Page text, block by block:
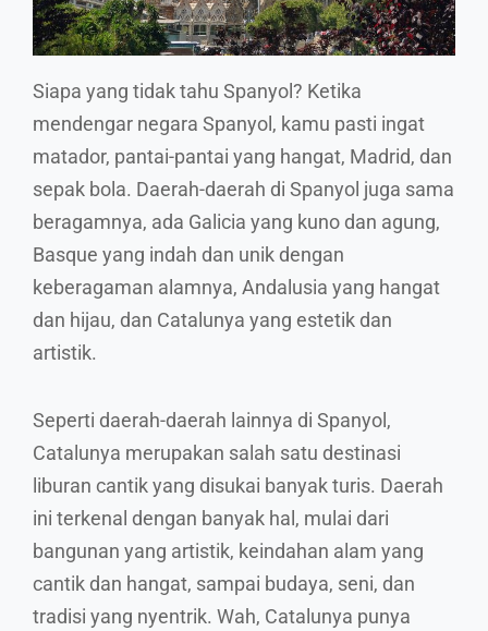
Siapa yang tidak tahu Spanyol? Ketika
mendengar negara Spanyol, kamu pasti ingat
matador, pantai-pantai yang hangat, Madrid, dan
sepak bola. Daerah-daerah di Spanyol juga sama
beragamnya, ada Galicia yang kuno dan agung,
Basque yang indah dan unik dengan
keberagaman alamnya, Andalusia yang hangat
dan hijau, dan Catalunya yang estetik dan
artistik.
Seperti daerah-daerah lainnya di Spanyol,
Catalunya merupakan salah satu destinasi
liburan cantik yang disukai banyak turis. Daerah
ini terkenal dengan banyak hal, mulai dari
bangunan yang artistik, keindahan alam yang
cantik dan hangat, sampai budaya, seni, dan
tradisi yang nyentrik. Wah, Catalunya punya